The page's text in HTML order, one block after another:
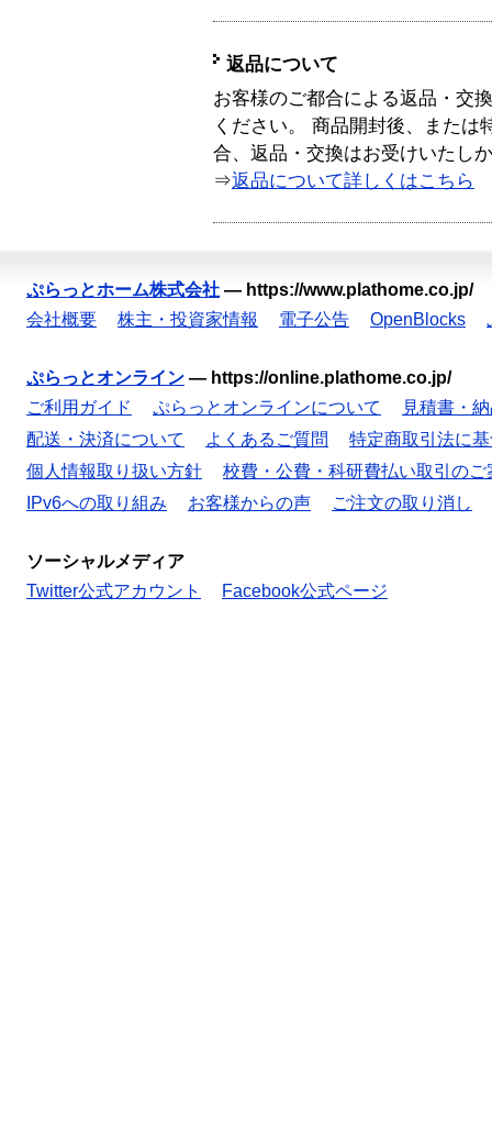
返品について
お客様のご都合による返品・交
ください。 商品開封後、または
合、返品・交換はお受けいたし
⇒返品について詳しくはこちら
ぷらっとホーム株式会社 — https://www.plathome.co.jp/
会社概要
株主・投資家情報 電子公告 OpenBlocks
ぷらっとオンライン — https://online.plathome.co.jp/
ご利用ガイド
ぷらっとオンラインについて
見積書・
配送・決済について
よくあるご質問
特定商取引法に
個人情報取り扱い方針
校費・公費・科研費払い取引のご
IPv6への取り組み
お客様からの声 ご注文の取り消し
ソーシャルメディア
Twitter公式アカウント
Facebook公式ページ